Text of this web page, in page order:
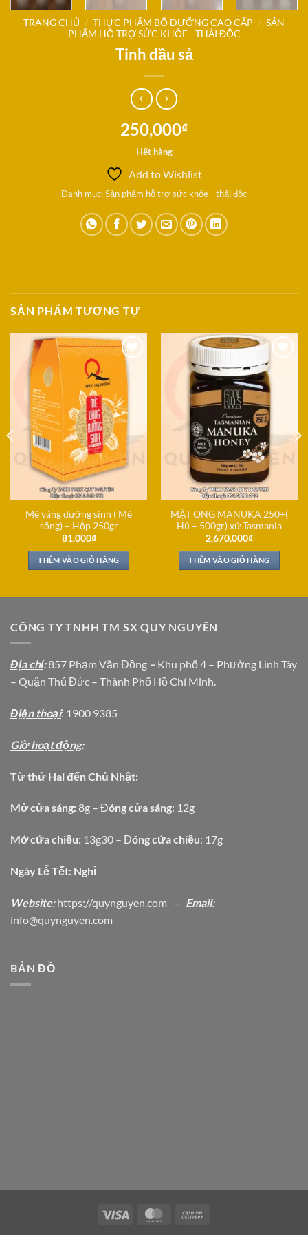
TRANG CHỦ / THỰC PHẨM BỔ DƯỠNG CAO CẤP / SẢN
PHẨM HỖ TRỢ SỨC KHỎE - THẢI ĐỘC
Tinh dầu sả
250,000₫
Hết hàng
Add to Wishlist
Danh mục:Sản phẩm hỗ trợ sức khỏe - thải độc
SẢN PHẨM TƯƠNG TỰ
Add to
Wishlist
Mè vàng dưỡng sinh ( Mè
sống) – Hộp 250gr
81,000₫
THÊM VÀO GIỎ HÀNG
Add to
Wishlist
MẬT ONG MANUKA 250+(
Hủ – 500gr) xứ Tasmania
2,670,000₫
THÊM VÀO GIỎ HÀNG
CÔNG TY TNHH TM SX QUY NGUYÊN
Địa chỉ:857 Phạm Văn Đồng – Khu phố 4 – Phường Linh Tây
– Quận Thủ Đức – Thành Phố Hồ Chí Minh.
Địện thoại: 1900 9385
Giờ hoạt động:
Từ thứ Hai đến Chủ Nhật:
Mở cửa sáng: 8g – Đóng cửa sáng: 12g
Mở cửa chiều: 13g30 – Đóng cửa chiều: 17g
Ngày Lễ Tết: Nghỉ
Website:https://quynguyen.com – Email:
info@quynguyen.com
BẢN ĐỒ
Visa MasterCard